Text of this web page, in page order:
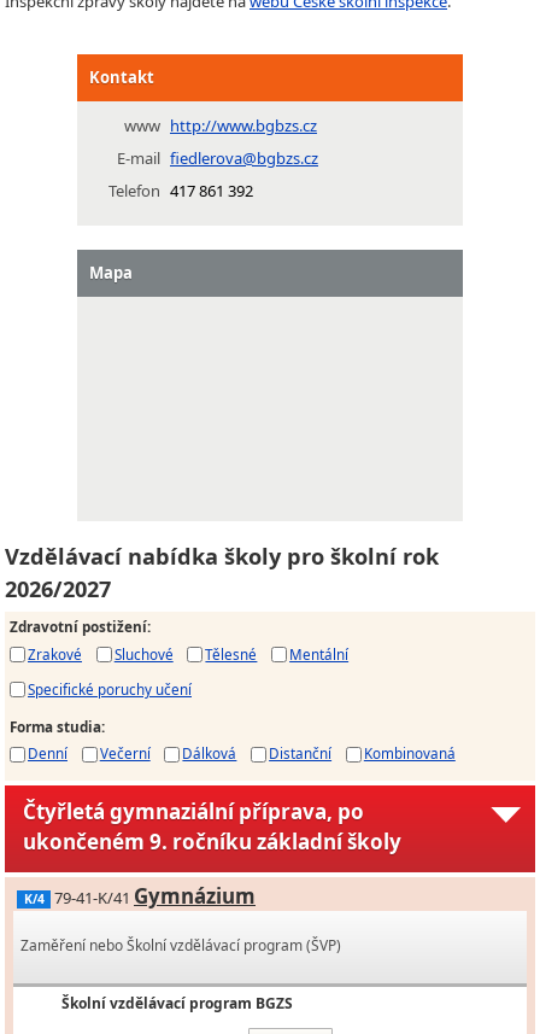
Kontakt
www http://www.bgbzs.cz
E-mail fiedlerova@bgbzs.cz
Telefon 417 861 392
Mapa
Vzdělávací nabídka školy pro školní rok
2026/2027
Zdravotní postižení:
Zrakové
Sluchové Tělesné
Mentální
Specifické poruchy učení
Forma studia:
Denní
Večerní Dálková Distanční Kombinovaná
Čtyřletá gymnaziální příprava, po
ukončeném 9. ročníku základní školy
K/4 79-41-K/41 Gymnázium
Zaměření nebo Školní vzdělávací program (ŠVP)
Školní vzdělávací program BGZS